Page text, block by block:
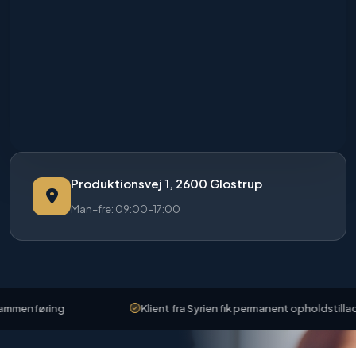
Produktionsvej 1, 2600 Glostrup
Man–fre: 09:00–17:00
Klient fra Syrien fik permanent